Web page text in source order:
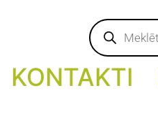
Products
search
KONTAKTI